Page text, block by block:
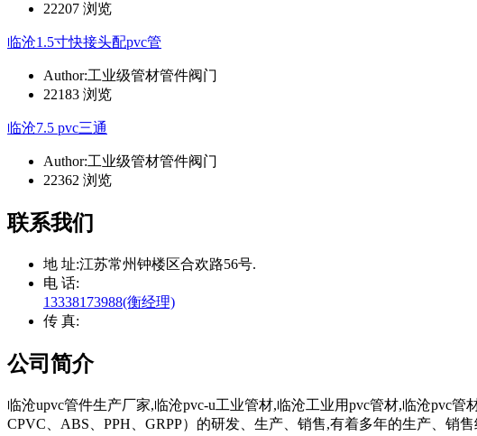
22207 浏览
临沧1.5寸快接头配pvc管
Author:工业级管材管件阀门
22183 浏览
临沧7.5 pvc三通
Author:工业级管材管件阀门
22362 浏览
联系我们
地 址:江苏常州钟楼区合欢路56号.
电 话:
13338173988(衡经理)
传 真:
公司简介
临沧upvc管件生产厂家,临沧pvc-u工业管材,临沧工业用pvc管材,临沧pvc
CPVC、ABS、PPH、GRPP）的研发、生产、销售,有着多年的生产、销